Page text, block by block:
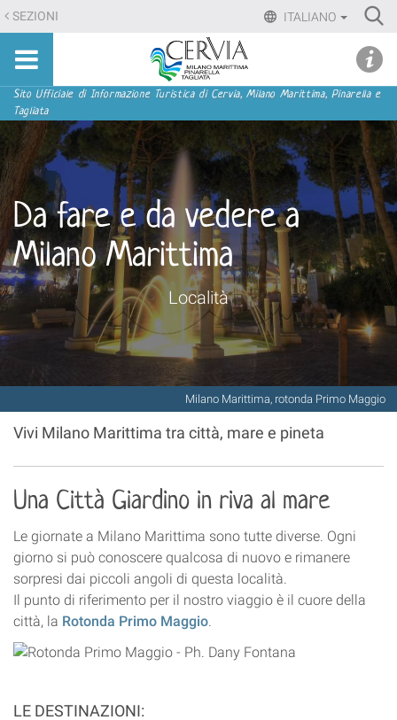
Salta
ai
contenuti.
Salta
alla
navigazione
ITALIANO
SEZIONI
Sito
turistico
ufficiale
Cervia,
Milano
Marittima,
Pinarella,
Tagliata
Sezioni
Sito Ufficiale di Informazione Turistica di Cervia, Milano Marittima, Pinarella e
Tagliata
Milano Marittima, rotonda Primo Maggio
Da fare e da vedere a
Milano Marittima
Località
Vivi Milano Marittima tra città, mare e pineta
Una Città Giardino in riva al mare
Le giornate a Milano Marittima sono tutte diverse. Ogni
giorno si può conoscere qualcosa di nuovo e rimanere
sorpresi dai piccoli angoli di questa località.
Il punto di riferimento per il nostro viaggio è il cuore della
città, la Rotonda Primo Maggio.
LE DESTINAZIONI:
menu